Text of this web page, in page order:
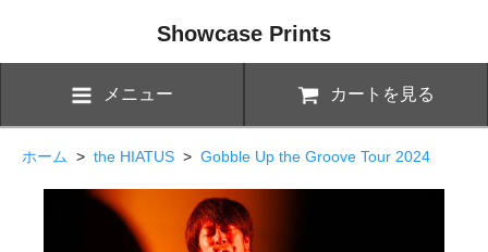
Showcase Prints
メニュー カートを見る
ホーム > the HIATUS > Gobble Up the Groove Tour 2024